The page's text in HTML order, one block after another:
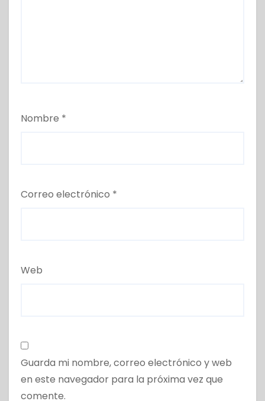
Nombre *
Correo electrónico *
Web
Guarda mi nombre, correo electrónico y web
en este navegador para la próxima vez que
comente.